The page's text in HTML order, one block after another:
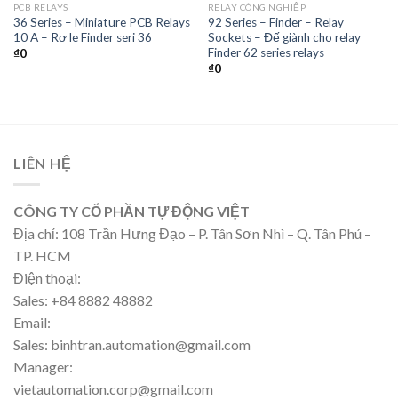
PCB RELAYS
36 Series – Miniature PCB Relays
10 A – Rơ le Finder seri 36
₫0
RELAY CÔNG NGHIỆP
92 Series – Finder – Relay
Sockets – Đế giành cho relay
Finder 62 series relays
₫0
LIÊN HỆ
CÔNG TY CỔ PHẦN TỰ ĐỘNG VIỆT
Địa chỉ: 108 Trần Hưng Đạo – P. Tân Sơn Nhì – Q. Tân Phú –
TP. HCM
Điện thoại:
Sales: +84 8882 48882
Email:
Sales: binhtran.automation@gmail.com
Manager:
vietautomation.corp@gmail.com